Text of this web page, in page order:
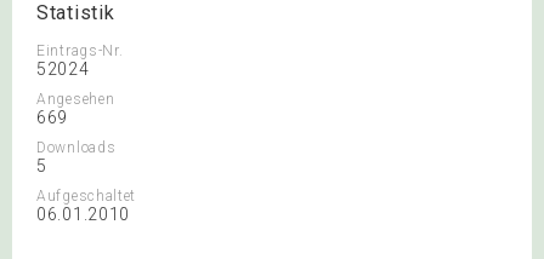
Statistik
Eintrags-Nr.
52024
Angesehen
669
Downloads
5
Aufgeschaltet
06.01.2010